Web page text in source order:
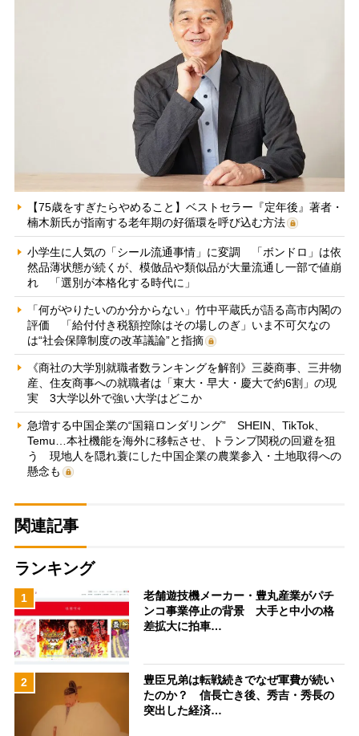
【75歳をすぎたらやめること】ベストセラー『定年後』著者・
楠木新氏が指南する老年期の好循環を呼び込む方法
小学生に人気の「シール流通事情」に変調 「ボンドロ」は依
然品薄状態が続くが、模倣品や類似品が大量流通し一部で値崩
れ 「選別が本格化する時代に」
「何がやりたいのか分からない」竹中平蔵氏が語る高市内閣の
評価 「給付付き税額控除はその場しのぎ」いま不可欠なの
は“社会保障制度の改革議論”と指摘
《商社の大学別就職者数ランキングを解剖》三菱商事、三井物
産、住友商事への就職者は「東大・早大・慶大で約6割」の現
実 3大学以外で強い大学はどこか
急増する中国企業の“国籍ロンダリング” SHEIN、TikTok、
Temu…本社機能を海外に移転させ、トランプ関税の回避を狙
う 現地人を隠れ蓑にした中国企業の農業参入・土地取得への
懸念も
関連記事
ランキング
1
老舗遊技機メーカー・豊丸産業がパチ
ンコ事業停止の背景 大手と中小の格
差拡大に拍車…
2
豊臣兄弟は転戦続きでなぜ軍費が続い
たのか？ 信長亡き後、秀吉・秀長の
突出した経済…